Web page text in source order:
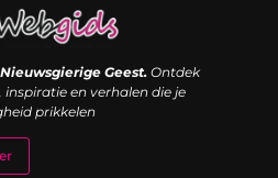
Geest. Ontdek
en verhalen die je
prikkelen